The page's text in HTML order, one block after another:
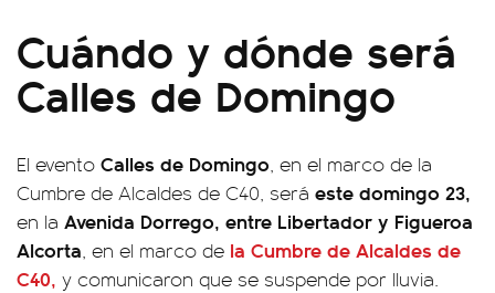
Cuándo y dónde será
Calles de Domingo
El evento Calles de Domingo, en el marco de la
Cumbre de Alcaldes de C40, será este domingo 23,
en la Avenida Dorrego, entre Libertador y Figueroa
Alcorta, en el marco de la Cumbre de Alcaldes de
C40, y comunicaron que se suspende por lluvia.